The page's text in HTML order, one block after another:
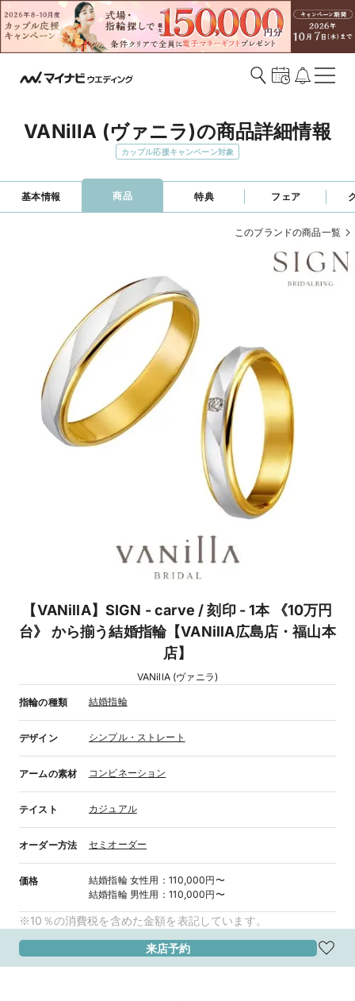
VANillA (ヴァニラ)の商品詳細情報
カップル応援キャンペーン対象
基本情報 商品 特典 フェア
このブランドの商品一覧
【VANillA】SIGN - carve / 刻印 - 1本 《10万円
台》 から揃う結婚指輪【VANillA広島店・福山本
店】
VANillA (ヴァニラ)
指輪の種類 結婚指輪
デザイン シンプル・ストレート
アームの素材 コンビネーション
テイスト カジュアル
オーダー方法 セミオーダー
価格 結婚指輪 女性用 ：110,000円〜
結婚指輪 男性用 ：110,000円〜
※10％の消費税を含めた金額を表記しています。
来店予約